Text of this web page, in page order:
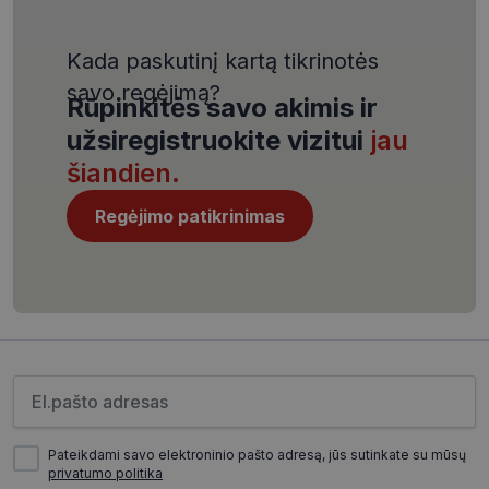
Kada paskutinį kartą tikrinotės
savo regėjimą?
Rūpinkitės savo akimis ir
užsiregistruokite vizitui jau
šiandien.
Regėjimo patikrinimas
Pateikdami savo elektroninio pašto adresą, jūs sutinkate su mūsų
privatumo politika
CookieScriptConsent
www.visionexpress.lt
_tt_enable_cookie .visionexpress.lt
2 mėnesiai
4 savaitės